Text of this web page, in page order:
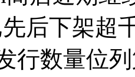
后下架超
行数量位